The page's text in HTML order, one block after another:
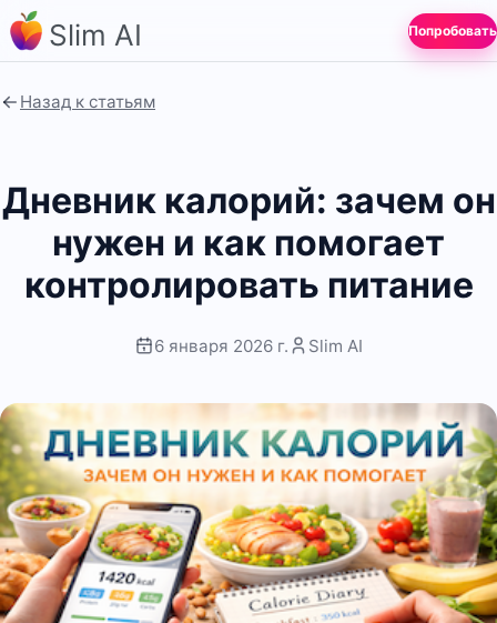
Slim AI Попробовать
Назад к статьям
Дневник калорий: зачем он
нужен и как помогает
контролировать питание
6 января 2026 г. Slim AI